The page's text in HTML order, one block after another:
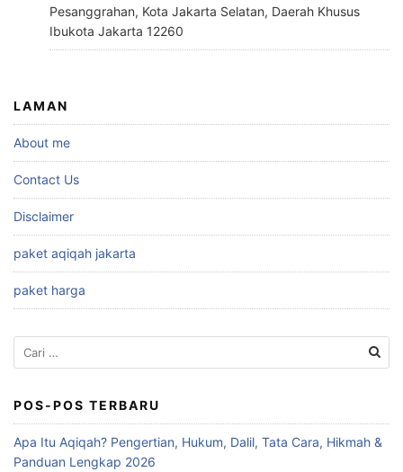
Pesanggrahan, Kota Jakarta Selatan, Daerah Khusus
Ibukota Jakarta 12260
LAMAN
About me
Contact Us
Disclaimer
paket aqiqah jakarta
paket harga
Cari
untuk:
POS-POS TERBARU
Apa Itu Aqiqah? Pengertian, Hukum, Dalil, Tata Cara, Hikmah &
Panduan Lengkap 2026